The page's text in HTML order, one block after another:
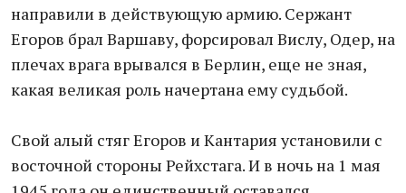
направили в действующую армию. Сержант
Егоров брал Варшаву, форсировал Вислу, Одер, на
плечах врага врывался в Берлин, еще не зная,
какая великая роль начертана ему судьбой.
Свой алый стяг Егоров и Кантария установили с
восточной стороны Рейхстага. И в ночь на 1 мая